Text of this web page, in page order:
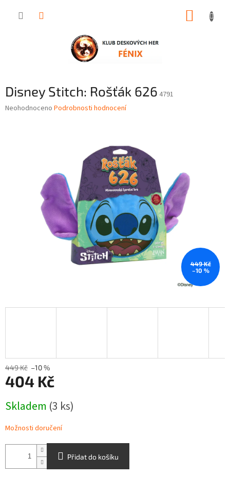
Disney Stitch: Rošťák 626 4791
Průměrné
Neohodnoceno Podrobnosti hodnocení
449 Kč
–10 %
449 Kč –10 %
404 Kč
cena:
Skladem (3 ks)
Možnosti doručení
Přidat do košíku